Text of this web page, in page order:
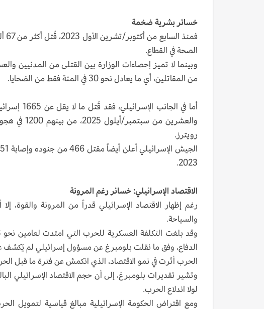
خسائر بشرية ضخمة
الصحة في القطاع.
من المقاتلين، أي ما يعادل نحو 30 في المئة فقط من الضحايا.
والعشرين
رويترز.
2023.
الاقتصاد الإسرائيلي: خسائر رغم المرونة
رغم إظهار الاقتصاد الإسرائيلي قدراً من المرونة والقوة،
والسياحة.
الدفاع، وفق ما نقلت بلومبرغ عن مسؤول إسرائيلي لم
الحرب أثرت في نمو الاقتصاد، الذي انكمش عن فترة ما قبل
لولا اندلاع الحرب.
ومع اقتراض الحكومة الإسرائيلية مبالغ قياسية لتمويل